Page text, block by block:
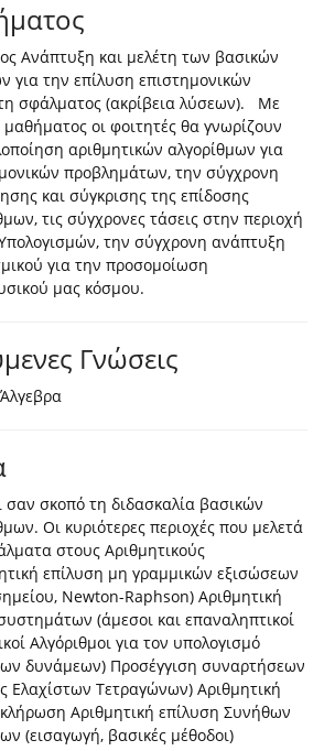
Ανάπτυξη και μελέτη των βασικών
για την επίλυση επιστημονικών
σφάλματος (ακρίβεια λύσεων). Με
οι φοιτητές θα γνωρίζουν
αριθμητικών αλγορίθμων για
προβλημάτων, την σύγχρονη
και σύγκρισης της επίδοσης
τις σύγχρονες τάσεις στην περιοχή
την σύγχρονη ανάπτυξη
για την προσομοίωση
μας κόσμου.
Γνώσεις
σκοπό τη διδασκαλία βασικών
Οι κυριότερες περιοχές που μελετά
στους Αριθμητικούς
επίλυση μη γραμμικών εξισώσεων
Newton-Raphson) Αριθμητική
(άμεσοι και επαναληπτικοί
Αλγόριθμοι για τον υπολογισμό
δυνάμεων) Προσέγγιση συναρτήσεων
Ελαχίστων Τετραγώνων) Αριθμητική
Αριθμητική επίλυση Συνήθων
(εισαγωγή, βασικές μέθοδοι)